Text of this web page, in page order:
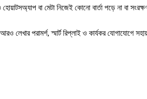
বা মেটা নিজেই কোনো বার্তা পড়ে না বা
পরামর্শ, স্মার্ট রিপ্লাই ও কার্যকর যোগাযোগে